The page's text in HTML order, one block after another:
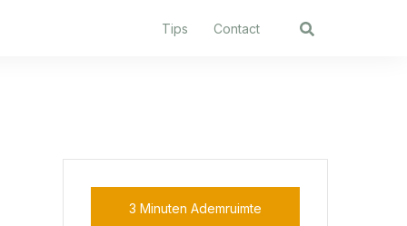
Tips Contact
3 Minuten Ademruimte